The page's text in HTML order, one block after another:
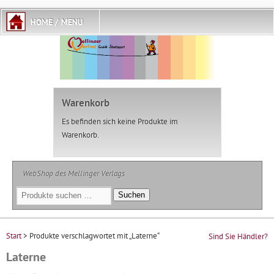
Warenkorb
Es befinden sich keine Produkte im
Warenkorb.
WebShop des Mellinger Verlags
Suchen
nach:
Suchen
Start> Produkte verschlagwortet mit „Laterne“ Sind Sie Händler?
Laterne